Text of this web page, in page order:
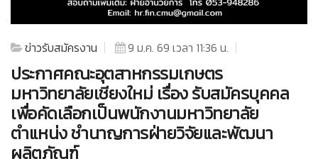
ข่าวรับสมัครงาน 9 ม.ค. 69 เวลา 11:36 น.
ประกาศคณะอุตสาหกรรมเกษตร
มหาวิทยาลัยเชียงใหม่ เรื่อง รับสมัครบุคคล
เพื่อคัดเลือกเป็นพนักงานมหาวิทยาลัย
ตำแหน่ง ชำนาญการฝ่ายวิจัยและพัฒนา
ผลิตภัณฑ์